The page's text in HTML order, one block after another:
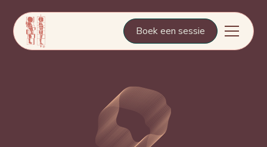
Boek een sessie